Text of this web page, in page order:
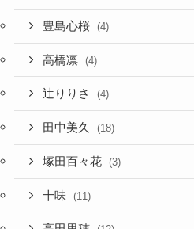
豊島心桜 (4)
高橋凛 (4)
辻りりさ (4)
田中美久 (18)
塚田百々花 (3)
十味 (11)